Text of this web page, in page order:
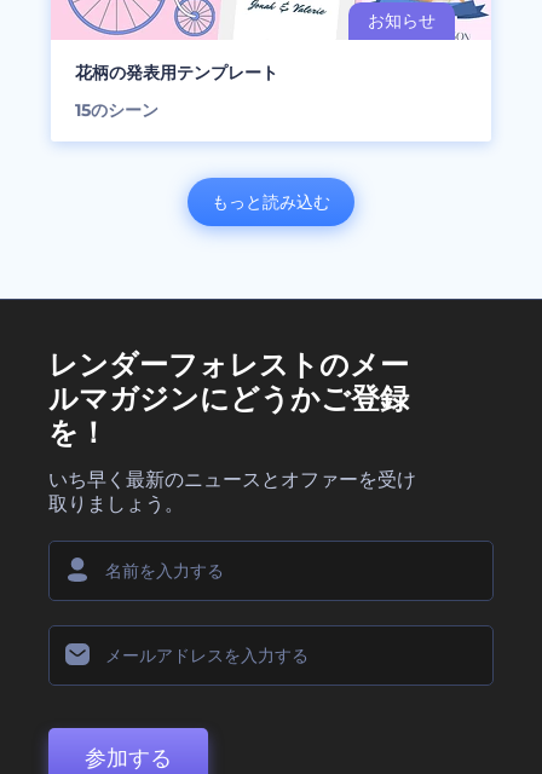
花柄の発表用テンプレート
15のシーン
もっと読み込む
レンダーフォレストのメー
ルマガジンにどうかご登録
を！
いち早く最新のニュースとオファーを受け
取りましょう。
参加する